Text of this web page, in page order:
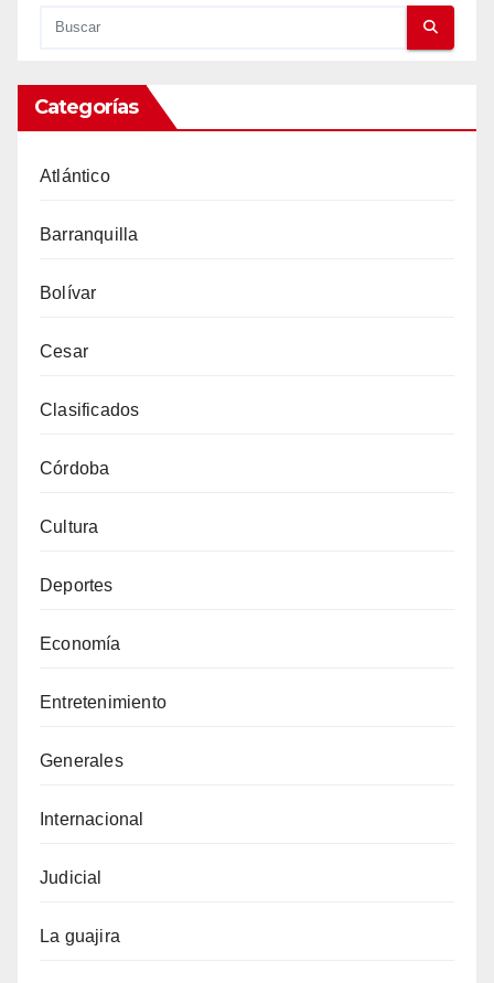
Categorías
Atlántico
Barranquilla
Bolívar
Cesar
Clasificados
Córdoba
Cultura
Deportes
Economía
Entretenimiento
Generales
Internacional
Judicial
La guajira